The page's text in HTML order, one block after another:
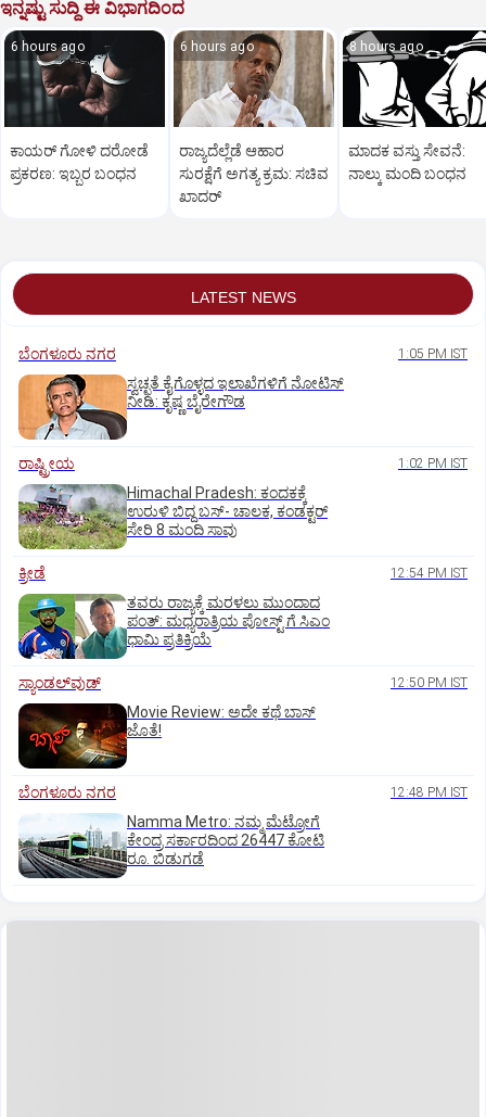
ಇನ್ನಷ್ಟು ಸುದ್ದಿ ಈ ವಿಭಾಗದಿಂದ
6 hours ago
ಕಾಯರ್ ಗೋಳಿ ದರೋಡೆ
ಪ್ರಕರಣ: ಇಬ್ಬರ ಬಂಧನ
6 hours ago
ರಾಜ್ಯದೆಲ್ಲೆಡೆ ಆಹಾರ
ಸುರಕ್ಷೆಗೆ ಅಗತ್ಯ ಕ್ರಮ: ಸಚಿವ
ಖಾದರ್
8 hours ago
ಮಾದಕ ವಸ್ತು ಸೇವನೆ:
ನಾಲ್ಕು ಮಂದಿ ಬಂಧನ
LATEST NEWS
ಬೆಂಗಳೂರು ನಗರ 1:05 PM IST
ಸ್ವಚ್ಛತೆ ಕೈಗೊಳ್ಳದ ಇಲಾಖೆಗಳಿಗೆ ನೋಟಿಸ್‌
ನೀಡಿ: ಕೃಷ್ಣ ಬೈರೇಗೌಡ
ರಾಷ್ಟ್ರೀಯ 1:02 PM IST
Himachal Pradesh: ಕಂದಕಕ್ಕೆ
ಉರುಳಿ ಬಿದ್ದ ಬಸ್-‌ ಚಾಲಕ, ಕಂಡಕ್ಟರ್‌
ಸೇರಿ 8 ಮಂದಿ ಸಾವು
ಕ್ರೀಡೆ 12:54 PM IST
ತವರು ರಾಜ್ಯಕ್ಕೆ ಮರಳಲು ಮುಂದಾದ
ಪಂತ್:‌ ಮಧ್ಯರಾತ್ರಿಯ ಪೋಸ್ಟ್‌ ಗೆ ಸಿಎಂ
ಧಾಮಿ ಪ್ರತಿಕ್ರಿಯೆ
ಸ್ಯಾಂಡಲ್‌ವುಡ್‌ 12:50 PM IST
Movie Review: ಅದೇ ಕಥೆ ಬಾಸ್‌
ಜೊತೆ!
ಬೆಂಗಳೂರು ನಗರ 12:48 PM IST
Namma Metro: ನಮ್ಮ ಮೆಟ್ರೋಗೆ
ಕೇಂದ್ರ ಸರ್ಕಾರದಿಂದ 26447 ಕೋಟಿ
ರೂ. ಬಿಡುಗಡೆ